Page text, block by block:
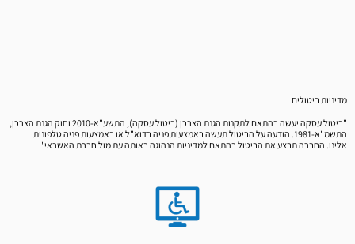
מדיניות ביטולים
"ביטול עסקה יעשה בהתאם לתקנות הגנת הצרכן (ביטול עסקה), התשע"א-2010 וחוק הגנת הצרכן,
התשמ"א-1981. הודעה על הביטול תעשה באמצעות פניה בדוא"ל או באמצעות פניה טלפונית
אלינו. החברה תבצע את הביטול בהתאם למדיניות הנהוגה באותה עת מול חברת האשראי".